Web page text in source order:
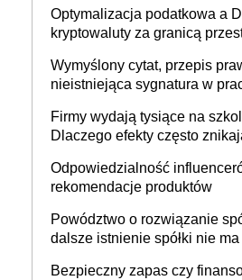
Optymalizacja podatkowa a
kryptowaluty za granicą
Wymyślony cytat, przepis
nieistniejąca sygnatura w
firmie
Firmy wydają tysiące na
Dlaczego efekty często
Odpowiedzialność
rekomendacje produktów
Powództwo o rozwiązanie
dalsze istnienie spółki nie
Bezpieczny zapas czy